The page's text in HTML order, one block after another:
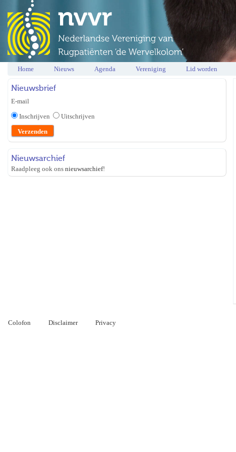
Home Nieuws Agenda Vereniging Lid worden
Nieuwsbrief
E-mail
Inschrijven
Uitschrijven
Nieuwsarchief
Raadpleeg ook ons nieuwsarchief!
Colofon Disclaimer Privacy